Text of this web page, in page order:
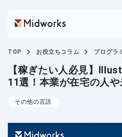
TOP お役立ちコラム プログラ
【稼ぎたい人必見】
11選！本業が在宅の人
その他の言語